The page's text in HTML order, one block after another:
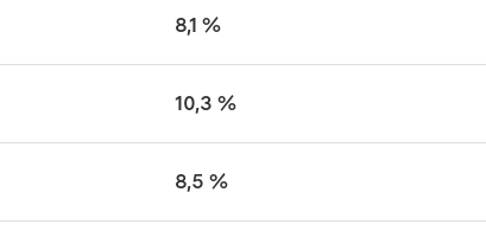
8,1 %
10,3 %
8,5 %